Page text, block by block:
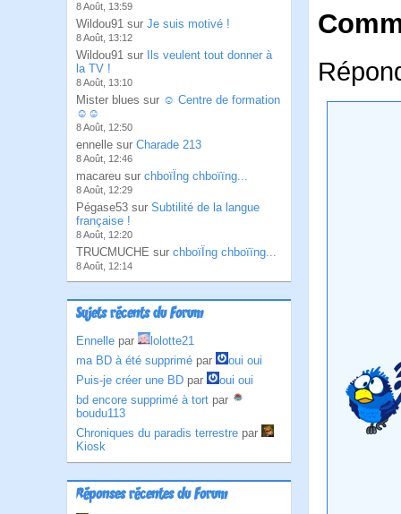
8 Août, 13:59
Wildou91 sur Je suis motivé !
8 Août, 13:12
Wildou91 sur
Ils veulent tout donner à
la TV !
8 Août, 13:10
Mister blues sur ☺ Centre de formation
☺☺
8 Août, 12:50
ennelle sur Charade 213
8 Août, 12:46
macareu sur chboïÏng chboïïng...
8 Août, 12:29
Pégase53 sur Subtilité de la langue
française !
8 Août, 12:20
TRUCMUCHE sur chboïÏng chboïïng...
8 Août, 12:14
Sujets récents du Forum
Ennelle par
lolotte21
ma BD à été supprimé par
oui oui
Puis-je créer une BD par
oui oui
bd encore supprimé à tort par
boudu113
Chroniques du paradis terrestre par
Kiosk
Réponses récentes du Forum